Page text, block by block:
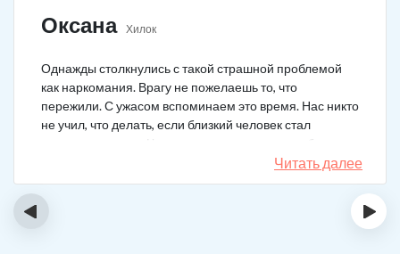
Оксана Хилок
Однажды столкнулись с такой страшной проблемой
как наркомания. Врагу не пожелаешь то, что
пережили. С ужасом вспоминаем это время. Нас никто
не учил, что делать, если близкий человек стал
наркозависимым. Честно говоря, надежды не было,
думали, что все лечение бесполезно, но решили
попробовать и отправить родственника в клинику на
Читать далее
‹ ›